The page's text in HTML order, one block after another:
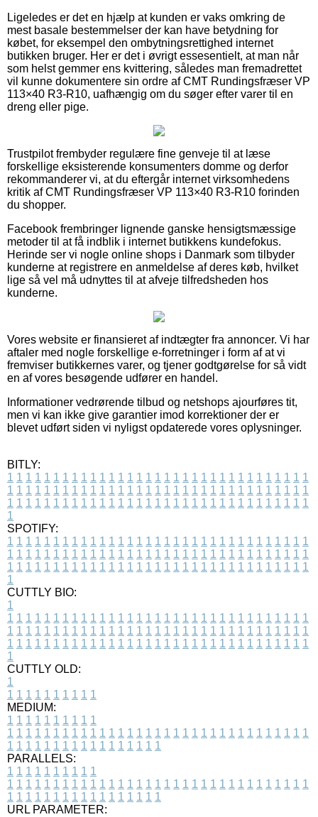
Ligeledes er det en hjælp at kunden er vaks omkring de
mest basale bestemmelser der kan have betydning for
købet, for eksempel den ombytningsrettighed internet
butikken bruger. Her er det i øvrigt essesentielt, at man når
som helst gemmer ens kvittering, således man fremadrettet
vil kunne dokumentere sin ordre af CMT Rundingsfræser VP
113×40 R3-R10, uafhængig om du søger efter varer til en
dreng eller pige.
Trustpilot frembyder regulære fine genveje til at læse
forskellige eksisterende konsumenters domme og derfor
rekommanderer vi, at du eftergår internet virksomhedens
kritik af CMT Rundingsfræser VP 113×40 R3-R10 forinden
du shopper.
Facebook frembringer lignende ganske hensigtsmæssige
metoder til at få indblik i internet butikkens kundefokus.
Herinde ser vi nogle online shops i Danmark som tilbyder
kunderne at registrere en anmeldelse af deres køb, hvilket
lige så vel må udnyttes til at afveje tilfredsheden hos
kunderne.
Vores website er finansieret af indtægter fra annoncer. Vi har
aftaler med nogle forskellige e-forretninger i form af at vi
fremviser butikkernes varer, og tjener godtgørelse for så vidt
en af vores besøgende udfører en handel.
Informationer vedrørende tilbud og netshops ajourføres tit,
men vi kan ikke give garantier imod korrektioner der er
blevet udført siden vi nyligst opdaterede vores oplysninger.
BITLY:
1 1 1 1 1 1 1 1 1 1 1 1 1 1 1 1 1 1 1 1 1 1 1 1 1 1 1 1 1 1 1 1 1
1 1 1 1 1 1 1 1 1 1 1 1 1 1 1 1 1 1 1 1 1 1 1 1 1 1 1 1 1 1 1 1 1
1 1 1 1 1 1 1 1 1 1 1 1 1 1 1 1 1 1 1 1 1 1 1 1 1 1 1 1 1 1 1 1 1
1
SPOTIFY:
1 1 1 1 1 1 1 1 1 1 1 1 1 1 1 1 1 1 1 1 1 1 1 1 1 1 1 1 1 1 1 1 1
1 1 1 1 1 1 1 1 1 1 1 1 1 1 1 1 1 1 1 1 1 1 1 1 1 1 1 1 1 1 1 1 1
1 1 1 1 1 1 1 1 1 1 1 1 1 1 1 1 1 1 1 1 1 1 1 1 1 1 1 1 1 1 1 1 1
1
CUTTLY BIO:
1
1 1 1 1 1 1 1 1 1 1 1 1 1 1 1 1 1 1 1 1 1 1 1 1 1 1 1 1 1 1 1 1 1
1 1 1 1 1 1 1 1 1 1 1 1 1 1 1 1 1 1 1 1 1 1 1 1 1 1 1 1 1 1 1 1 1
1 1 1 1 1 1 1 1 1 1 1 1 1 1 1 1 1 1 1 1 1 1 1 1 1 1 1 1 1 1 1 1 1
1
CUTTLY OLD:
1
1 1 1 1 1 1 1 1 1 1
MEDIUM:
1 1 1 1 1 1 1 1 1 1
1 1 1 1 1 1 1 1 1 1 1 1 1 1 1 1 1 1 1 1 1 1 1 1 1 1 1 1 1 1 1 1 1
1 1 1 1 1 1 1 1 1 1 1 1 1 1 1 1 1
PARALLELS:
1 1 1 1 1 1 1 1 1 1
1 1 1 1 1 1 1 1 1 1 1 1 1 1 1 1 1 1 1 1 1 1 1 1 1 1 1 1 1 1 1 1 1
1 1 1 1 1 1 1 1 1 1 1 1 1 1 1 1 1
URL PARAMETER: